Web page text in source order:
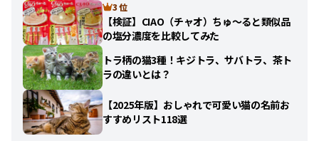
3 位
【検証】CIAO（チャオ）ちゅ〜ると類似品
の塩分濃度を比較してみた
トラ柄の猫3種！キジトラ、サバトラ、茶ト
ラの違いとは？
【2025年版】おしゃれで可愛い猫の名前お
すすめリスト118選